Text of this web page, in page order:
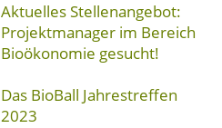
Aktuelles Stellenangebot:
Projektmanager im Bereich
Bioökonomie gesucht!
Das BioBall Jahrestreffen
2023